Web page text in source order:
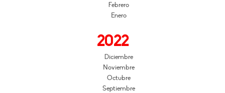
Febrero
Enero
2022
Diciembre
Noviembre
Octubre
Septiembre